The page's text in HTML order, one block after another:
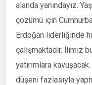
alanda yanındayız.
çözümü için
Erdoğan liderliğinde
çalışmaktadır. İlimiz
yatırımlara
düşeni fazlasıyla